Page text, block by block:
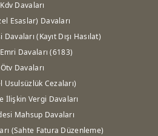
Kdv Davaları
Esaslar) Davaları
(Kayıt Dışı Hasılat)
Davaları (6183)
Ötv Davaları
Usulsüzlük Cezaları)
İlişkin Vergi Davaları
Mahsup Davaları
(Sahte Fatura Düzenleme)